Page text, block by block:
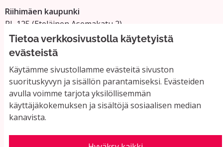
Tietoa verkkosivustolla käytetyistä
evästeistä
Käytämme sivustollamme evästeitä sivuston
suorituskyvyn ja sisällön parantamiseksi. Evästeiden
avulla voimme tarjota yksilöllisemmän
käyttäjäkokemuksen ja sisältöjä sosiaalisen median
kanavista.
Riihimäen kaupunki
PL 125 (Eteläinen Asemakatu 2)
11101 Riihimäki
Vaihde: 019 758 4000
Sähköpostiosoitteet:
etunimi.sukunimi@riihimaki.fi
Yhteystiedot ja usein kysyttyä
Käyttöehdot